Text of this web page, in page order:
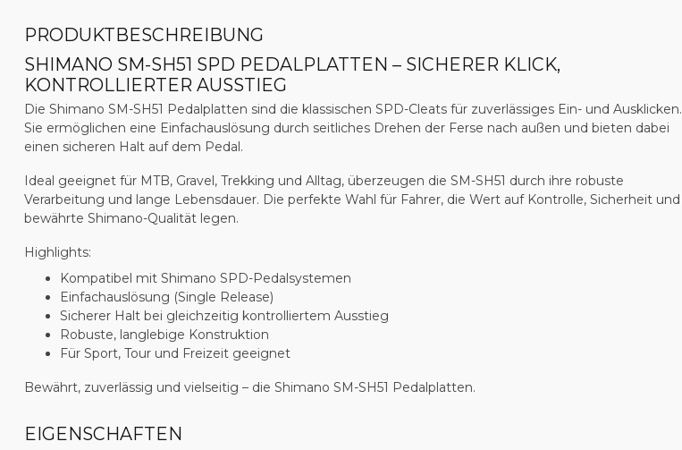
PRODUKTBESCHREIBUNG
SHIMANO SM-SH51 SPD PEDALPLATTEN – SICHERER KLICK,
KONTROLLIERTER AUSSTIEG
Die Shimano SM-SH51 Pedalplatten sind die klassischen SPD-Cleats für zuverlässiges Ein- und Ausklicken.
Sie ermöglichen eine Einfachauslösung durch seitliches Drehen der Ferse nach außen und bieten dabei
einen sicheren Halt auf dem Pedal.
Ideal geeignet für MTB, Gravel, Trekking und Alltag, überzeugen die SM-SH51 durch ihre robuste
Verarbeitung und lange Lebensdauer. Die perfekte Wahl für Fahrer, die Wert auf Kontrolle, Sicherheit und
bewährte Shimano-Qualität legen.
Highlights:
Kompatibel mit Shimano SPD-Pedalsystemen
Einfachauslösung (Single Release)
Sicherer Halt bei gleichzeitig kontrolliertem Ausstieg
Robuste, langlebige Konstruktion
Für Sport, Tour und Freizeit geeignet
Bewährt, zuverlässig und vielseitig – die Shimano SM-SH51 Pedalplatten.
EIGENSCHAFTEN